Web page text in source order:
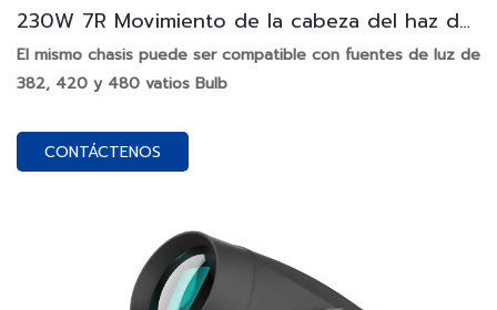
230W 7R Movimiento de la cabeza del haz de
la cabeza
El mismo chasis puede ser compatible con fuentes de luz de
382, ​​420 y 480 vatios Bulb
CONTÁCTENOS